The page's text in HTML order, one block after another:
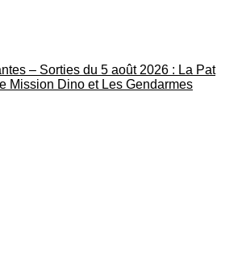
– Sorties du 5 août 2026 : La Pat
Mission Dino et Les Gendarmes